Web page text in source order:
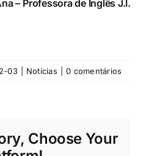
– Professora de Inglês J.I.
03 Notícias 0 comentários
Choose Your